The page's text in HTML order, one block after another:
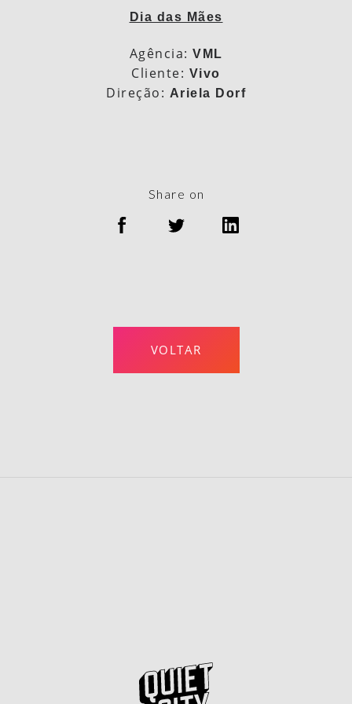
Dia das Mães
Agência: VML
Cliente: Vivo
Direção: Ariela Dorf
Share on
VOLTAR